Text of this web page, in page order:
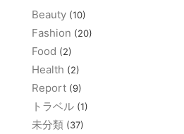
Beauty (10)
Fashion (20)
Food (2)
Health (2)
Report (9)
トラベル (1)
未分類 (37)